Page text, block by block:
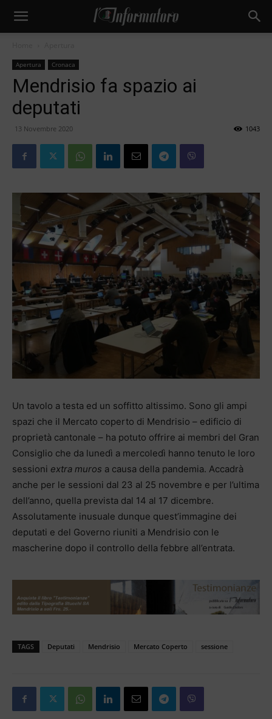
Apertura Cronaca
Mendrisio fa spazio ai
deputati
13 Novembre 2020 1043
Un tavolo a testa ed un soffitto altissimo. Sono gli ampi
spazi che il Mercato coperto di Mendrisio – edificio di
proprietà cantonale – ha potuto offrire ai membri del Gran
Consiglio che da lunedì a mercoledì hanno tenuto le loro
sessioni extra muros a causa della pandemia. Accadrà
anche per le sessioni dal 23 al 25 novembre e per l’ultima
dell’anno, quella prevista dal 14 al 17 dicembre.
Assolutamente inusuale dunque quest’immagine dei
deputati e del Governo riuniti a Mendrisio con le
mascherine dopo il controllo della febbre all’entrata.
TAGS Deputati Mendrisio Mercato Coperto sessione